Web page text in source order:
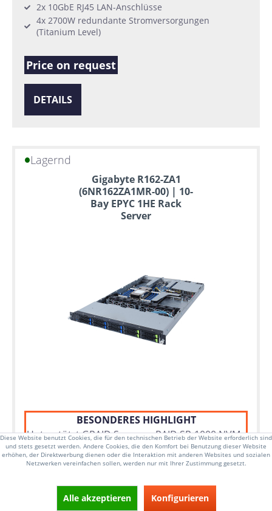
2x 10GbE RJ45 LAN-Anschlüsse
4x 2700W redundante Stromversorgungen
(Titanium Level)
Price on request
DETAILS
Lagernd
Gigabyte R162-ZA1
(6NR162ZA1MR-00) | 10-
Bay EPYC 1HE Rack
Server
BESONDERES HIGHLIGHT
Unterstützt GRAID SupremeRAID SR-1000 NVMe
16x DIMM Steckplätze, bis zu 4TB RAM DDR4-
Diese Website benutzt Cookies, die für den technischen Betrieb der Website erforderlich sind
und stets gesetzt werden. Andere Cookies, die den Komfort bei Benutzung dieser Website
erhöhen, der Direktwerbung dienen oder die Interaktion mit anderen Websites und sozialen
Netzwerken vereinfachen sollen, werden nur mit Ihrer Zustimmung gesetzt.
Alle akzeptieren Konfigurieren